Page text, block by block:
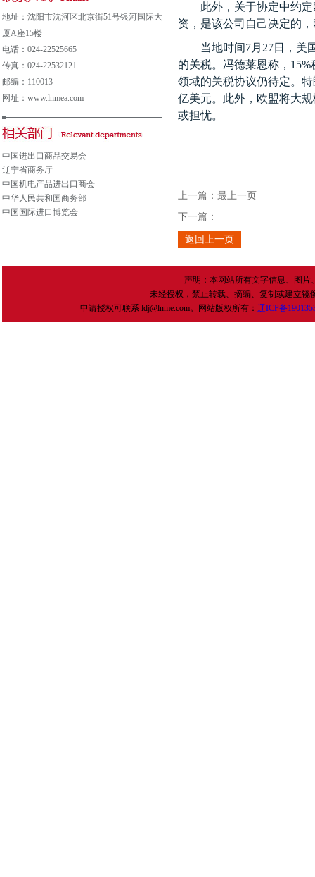
地址：沈阳市沈河区北京街51号银河国际大
厦A座15楼
电话：024-22525665
传真：024-22532121
邮编：110013
网址：www.lnmea.com
中国进出口商品交易会
辽宁省商务厅
中国机电产品进出口商会
中华人民共和国商务部
中国国际进口博览会
此外，关于协定中约
资，是该公司自己决定的
当地时间7月 27日，美
的关税。冯德莱恩称， 15%
领域的关税协议仍待定。
亿美元。此外，欧盟将大
或担忧。
上一篇： 最上一页
下一篇：
返回上一页
声明：本网站所有文字信息、图
未经授权，禁止转载、摘编、复制或建立
申请授权可联系 ldj@lnme.com。网站版权所有： 辽ICP备